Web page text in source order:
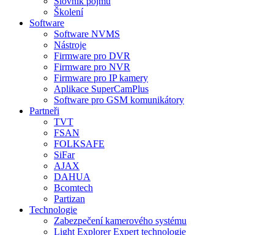
Školení
Software
Software NVMS
Nástroje
Firmware pro DVR
Firmware pro NVR
Firmware pro IP kamery
Aplikace SuperCamPlus
Software pro GSM komunikátory
Partneři
TVT
FSAN
FOLKSAFE
SiFar
AJAX
DAHUA
Bcomtech
Partizan
Technologie
Zabezpečení kamerového systému
Light Explorer Expert technologie